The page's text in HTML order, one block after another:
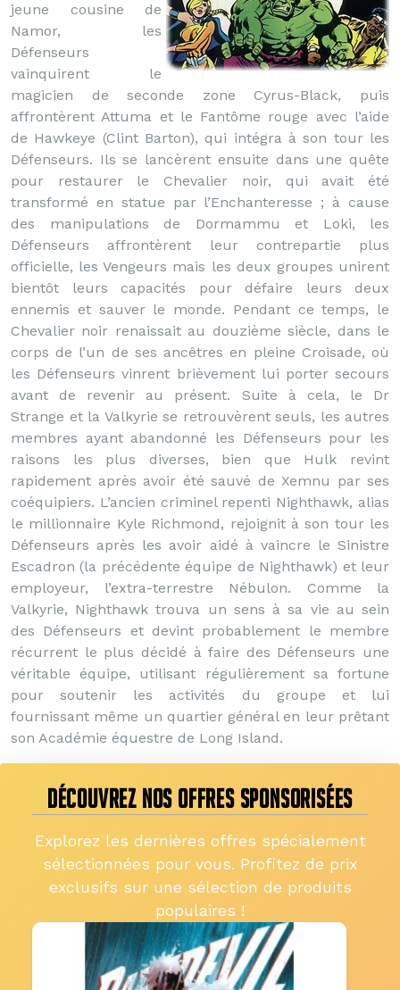
jeune cousine de
Namor, les
Défenseurs
vainquirent le
magicien de seconde zone Cyrus-Black, puis
affrontèrent Attuma et le Fantôme rouge avec l’aide
de Hawkeye (Clint Barton), qui intégra à son tour les
Défenseurs. Ils se lancèrent ensuite dans une quête
pour restaurer le Chevalier noir, qui avait été
transformé en statue par l’Enchanteresse ; à cause
des manipulations de Dormammu et Loki, les
Défenseurs affrontèrent leur contrepartie plus
officielle, les Vengeurs mais les deux groupes unirent
bientôt leurs capacités pour défaire leurs deux
ennemis et sauver le monde. Pendant ce temps, le
Chevalier noir renaissait au douzième siècle, dans le
corps de l’un de ses ancêtres en pleine Croisade, où
les Défenseurs vinrent brièvement lui porter secours
avant de revenir au présent. Suite à cela, le Dr
Strange et la Valkyrie se retrouvèrent seuls, les autres
membres ayant abandonné les Défenseurs pour les
raisons les plus diverses, bien que Hulk revint
rapidement après avoir été sauvé de Xemnu par ses
coéquipiers. L’ancien criminel repenti Nighthawk, alias
le millionnaire Kyle Richmond, rejoignit à son tour les
Défenseurs après les avoir aidé à vaincre le Sinistre
Escadron (la précédente équipe de Nighthawk) et leur
employeur, l’extra-terrestre Nébulon. Comme la
Valkyrie, Nighthawk trouva un sens à sa vie au sein
des Défenseurs et devint probablement le membre
récurrent le plus décidé à faire des Défenseurs une
véritable équipe, utilisant régulièrement sa fortune
pour soutenir les activités du groupe et lui
fournissant même un quartier général en leur prêtant
son Académie équestre de Long Island.
DÉCOUVREZ NOS OFFRES SPONSORISÉES
Explorez les dernières offres spécialement
sélectionnées pour vous. Profitez de prix
exclusifs sur une sélection de produits
populaires !